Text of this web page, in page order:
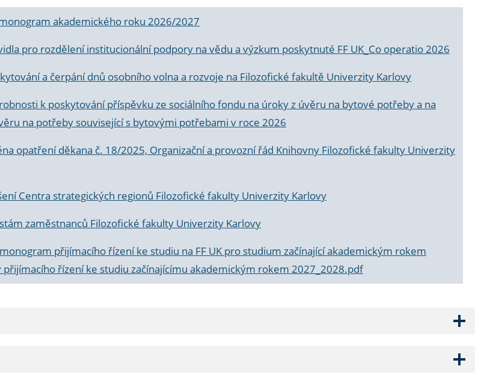
akademického roku 2026/2027
pro rozdělení institucionální podpory na vědu a výzkum poskytnuté FF UK_Co operatio 2026
a čerpání dnů osobního volna a rozvoje na Filozofické fakultě Univerzity Karlovy
k poskytování příspěvku ze sociálního fondu na úroky z úvěru na bytové potřeby a na
na potřeby související s bytovými potřebami v roce 2026
opatření děkana č. 18/2025, Organizační a provozní řád Knihovny Filozofické fakulty Univerzity
Centra strategických regionů Filozofické fakulty Univerzity Karlovy
zaměstnanců Filozofické fakulty Univerzity Karlovy
přijímacího řízení ke studiu na FF UK pro studium začínající akademickým rokem
řízení ke studiu začínajícímu akademickým rokem 2027_2028.pdf